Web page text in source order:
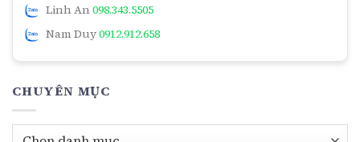
Linh An 098.343.5505
Nam Duy0912.912.658
CHUYÊN MỤC
Chuyên